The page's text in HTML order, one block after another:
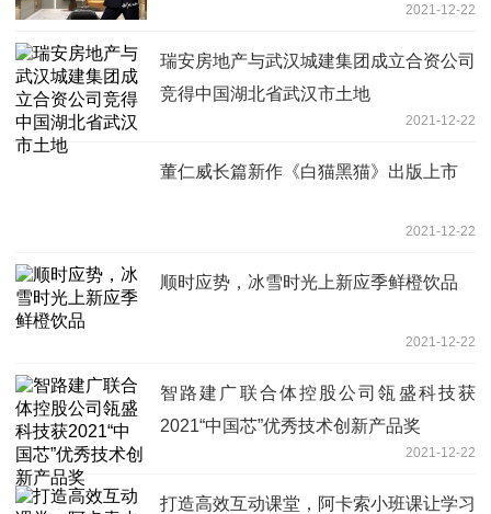
2021-12-22
瑞安房地产与武汉城建集团成立合资公司
竞得中国湖北省武汉市土地
2021-12-22
董仁威长篇新作《白猫黑猫》出版上市
2021-12-22
顺时应势，冰雪时光上新应季鲜橙饮品
2021-12-22
智路建广联合体控股公司瓴盛科技获
2021“中国芯”优秀技术创新产品奖
2021-12-22
打造高效互动课堂，阿卡索小班课让学习